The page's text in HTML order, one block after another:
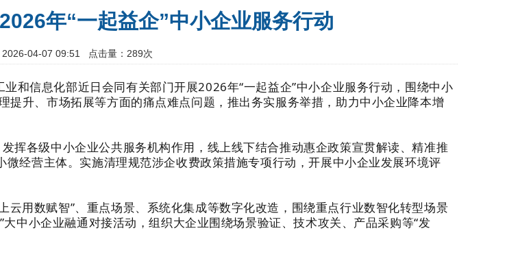
年“一起益企”中小企业服务行动
2026-04-07 09:51 点击量：289次
和信息化部近日会同有关部门开展2026年“一起益企”中小企业服务行动，围绕中小
升、市场拓展等方面的痛点难点问题，推出务实服务举措，助力中小企业降本增
挥各级中小企业公共服务机构作用，线上线下结合推动惠企政策宣贯解读、精准推
经营主体。实施清理规范涉企收费政策措施专项行动，开展中小企业发展环境评
云用数赋智”、重点场景、系统化集成等数字化改造，围绕重点行业数智化转型场景
中小企业融通对接活动，组织大企业围绕场景验证、技术攻关、产品采购等“发